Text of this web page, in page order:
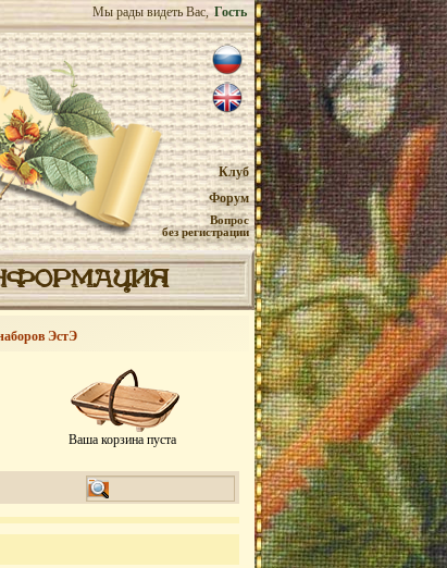
Мы рады видеть Вас, Гость
Клуб
Форум
Вопрос
без регистрации
ЭстЭ
Ваша корзина пуста